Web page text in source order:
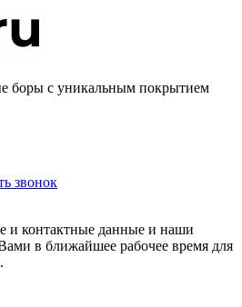
боры с уникальным покрытием
звонок
и контактные данные и наши
в ближайшее рабочее время для